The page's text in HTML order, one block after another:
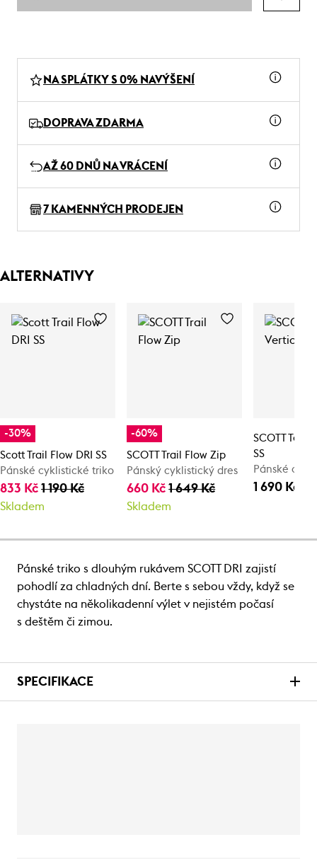
NA SPLÁTKY S 0% NAVÝŠENÍ
DOPRAVA ZDARMA
AŽ 60 DNŮ NA VRÁCENÍ
7 KAMENNÝCH PRODEJEN
ALTERNATIVY
-30%
Scott Trail Flow DRI SS
Pánské cyklistické triko
833 Kč 1 190 Kč
Skladem
-60%
SCOTT Trail Flow Zip
Pánský cyklistický dres
660 Kč1 649 Kč
Skladem
SCOTT Tee
SS
Pánské
1 690 Kč
Pánské triko s dlouhým rukávem SCOTT DRI zajistí
pohodlí za chladných dní. Berte s sebou vždy, když se
chystáte na několikadenní výlet v nejistém počasí
s deštěm či zimou.
SPECIFIKACE